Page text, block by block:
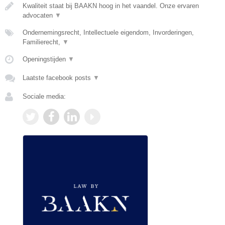
Kwaliteit staat bij BAAKN hoog in het vaandel. Onze ervaren
advocaten ▼
Ondernemingsrecht, Intellectuele eigendom, Invorderingen,
Familierecht, ▼
Openingstijden ▼
Laatste facebook posts ▼
Sociale media: